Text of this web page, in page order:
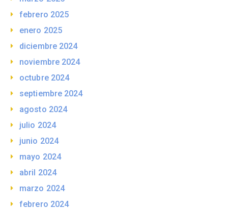
febrero 2025
enero 2025
diciembre 2024
noviembre 2024
octubre 2024
septiembre 2024
agosto 2024
julio 2024
junio 2024
mayo 2024
abril 2024
marzo 2024
febrero 2024